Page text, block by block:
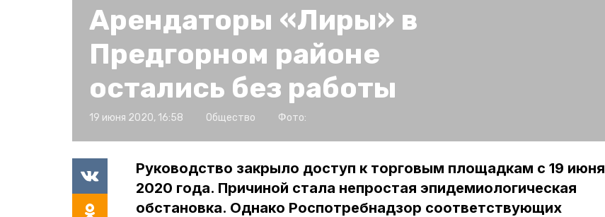
Арендаторы «Лиры» в
Предгорном районе
остались без работы
19 июня 2020, 16:58 Общество Фото:
Руководство закрыло доступ к торговым площадкам с 19 июня
2020 года. Причиной стала непростая эпидемиологическая
обстановка. Однако Роспотребнадзор соответствующих